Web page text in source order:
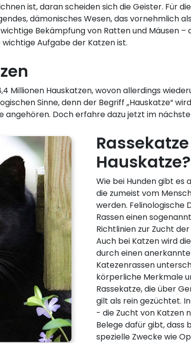
ist, daran scheiden sich die Geister. Für
dämonisches Wesen, das vornehmlich
Bekämpfung von Ratten und Mäusen –
Aufgabe der Katzen ist.
Millionen Hauskatzen, wovon allerdings
Sinne, denn der Begriff „Hauskatze“
angehören. Doch erfahre dazu jetzt im
Wie bei Hunden gibt es
die zumeist vom
werden. Felinologische
Rassen einen
Richtlinien zur Zucht
Auch bei Katzen wird
durch einen
Katezenrassen
körperliche Merkmale
Rassekatze, die über
gilt als rein gezüchtet.
- die Zucht von Katzen
Belege dafür gibt, dass
spezielle Zwecke wie